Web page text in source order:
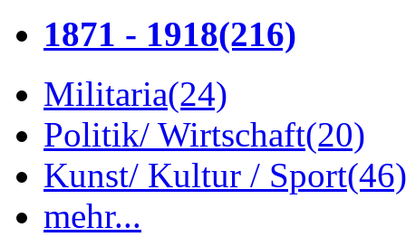
1871 - 1918(216)
Militaria(24)
Politik/ Wirtschaft(20)
Kunst/ Kultur / Sport(46)
mehr...